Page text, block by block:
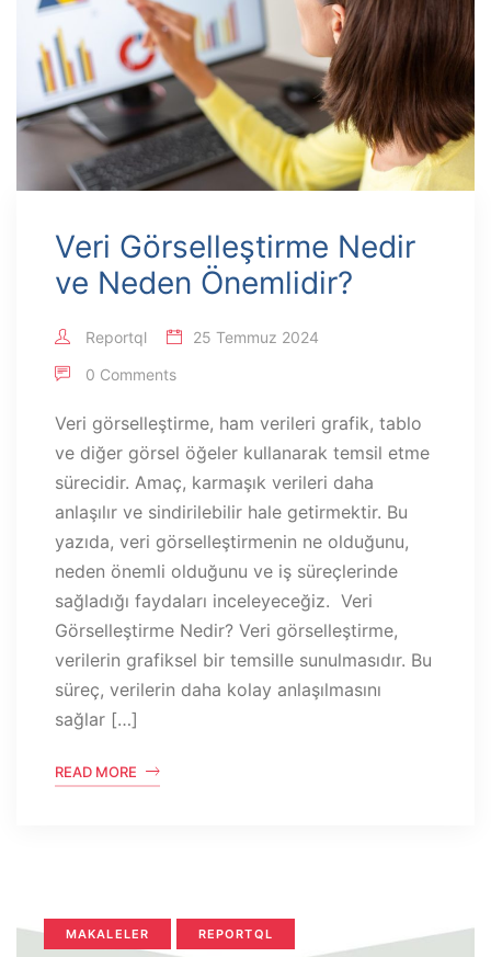
Veri Görselleştirme Nedir
ve Neden Önemlidir?
Reportql
25 Temmuz 2024
0 Comments
Veri görselleştirme, ham verileri grafik, tablo
ve diğer görsel öğeler kullanarak temsil etme
sürecidir. Amaç, karmaşık verileri daha
anlaşılır ve sindirilebilir hale getirmektir. Bu
yazıda, veri görselleştirmenin ne olduğunu,
neden önemli olduğunu ve iş süreçlerinde
sağladığı faydaları inceleyeceğiz. Veri
Görselleştirme Nedir? Veri görselleştirme,
verilerin grafiksel bir temsille sunulmasıdır. Bu
süreç, verilerin daha kolay anlaşılmasını
sağlar […]
READ MORE
MAKALELER REPORTQL